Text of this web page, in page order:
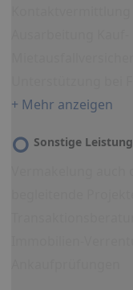
+ Mehr anzeigen
Sonstige